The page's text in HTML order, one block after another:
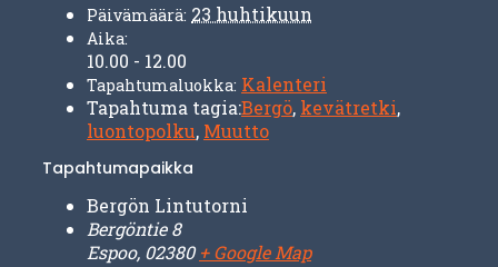
Päivämäärä: 23 huhtikuun
Aika:
10.00 - 12.00
Tapahtumaluokka: Kalenteri
Tapahtuma tagia:Bergö, kevätretki,
luontopolku, Muutto
Tapahtumapaikka
Bergön Lintutorni
Bergöntie 8
Espoo, 02380 + Google Map